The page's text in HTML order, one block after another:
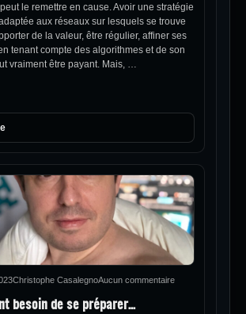
le remettre en cause. Avoir une stratégie
aux réseaux sur lesquels se trouve
de la valeur, être régulier, affiner ses
tenant compte des algorithmes et de son
vraiment être payant. Mais, …
Christophe CasalegnoAucun commentaire
besoin de se préparer…